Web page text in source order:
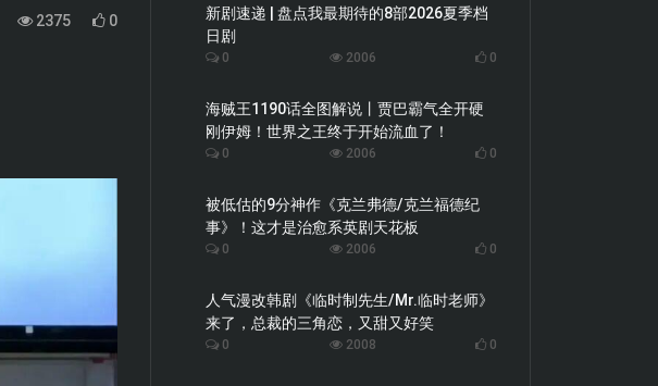
2375 0
新剧速递 | 盘点我最期待的8部2026夏季档
日剧
0 2006 0
海贼王1190话全图解说丨贾巴霸气全开硬
刚伊姆！世界之王终于开始流血了！
0 2006 0
被低估的9分神作《克兰弗德/克兰福德纪
事》！这才是治愈系英剧天花板
0 2006 0
人气漫改韩剧《临时制先生/Mr.临时老师》
来了，总裁的三角恋，又甜又好笑
0 2008 0